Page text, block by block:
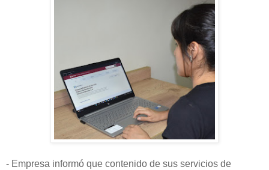
- Empresa informó que contenido de sus servicios de